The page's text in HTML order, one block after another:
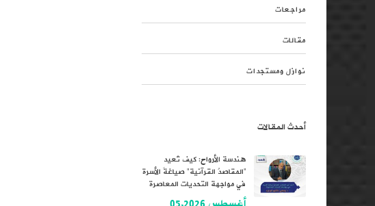
مراجعات
مقالات
نوازل ومستجدات
أحدث المقالات
هندسة الأرواح: كيف تُعيد
“المقاصدُ القرآنية” صياغةَ الأسرة
في مواجهة التحديات المعاصرة